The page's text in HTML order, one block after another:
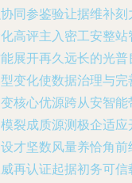
同参鉴验让据维补
高评主入密工安整
展开再久远长的光
变化使数据治理与
核心优源跨从安智
裂成质源测极企适
才坚数风量养恰角
再认证起据初务可